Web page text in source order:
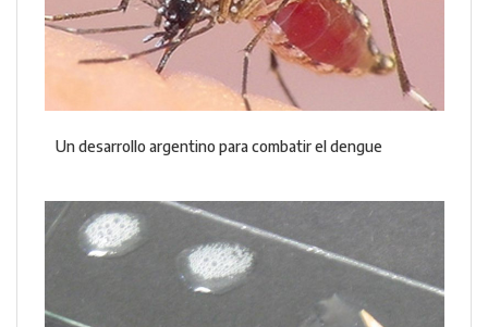
Un desarrollo argentino para combatir el dengue